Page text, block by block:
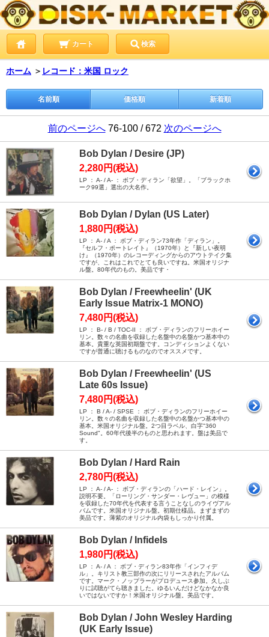
カート 検索
ホーム ＞ レコード：米国 ロック
名前順 価格順 新着順
前のページへ76-100 / 672 次のページへ
Bob Dylan / Desire (JP)
2,280円(税込)
LP ： A- / A- ： ボブ・ディラン「欲望」。「ブラックホ
ーク99選」選出の大名作。
Bob Dylan / Dylan (US Later)
1,880円(税込)
LP ： A- / A ： ボブ・ディラン73年作「ディラン」。
『セルフ・ポートレイト』（1970年）と『新しい夜明
け』（1970年）のレコーディングからのアウトテイク集
ですが、これはこれでとても良いですね。米国オリジナ
ル盤。80年代のもの。美品です・
Bob Dylan / Freewheelin' (UK
Early Issue Matrix-1 MONO)
7,480円(税込)
LP ： B- / B / TOC-II ： ボブ・ディランのフリーホイー
リン。数々の名曲を収録した名盤中の名盤かつ基本中の
基本。貴重な英国初期盤です。コンディションよくない
ですが普通に聴けるものなのでオススメです。
Bob Dylan / Freewheelin' (US
Late 60s Issue)
7,480円(税込)
LP ： B / A- / SPSE ： ボブ・ディランのフリーホイー
リン。数々の名曲を収録した名盤中の名盤かつ基本中の
基本。米国オリジナル盤。2つ目ラベル、白字"360
Sound"。60年代後半のものと思われます。盤は美品で
す。
Bob Dylan / Hard Rain
2,780円(税込)
LP ： A- / A- ： ボブ・ディランの「ハード・レイン」。
説明不要。「ローリング・サンダー・レヴュー」の模様
を収録した70年代を代表する言うことなしのライヴアル
バムです。米国オリジナル盤。初期仕様品。まずまずの
美品です。薄紫のオリジナル内袋もしっかり付属。
Bob Dylan / Infidels
1,980円(税込)
LP ： A- / A ： ボブ・ディラン83年作「インフィデ
ル」。キリスト教三部作の次にリリースされたアルバム
です。マーク・ノップラーがプロデュース参加。久しぶ
りに試聴がてら聴きました。ゆるいんだけどなかなか良
いではないですか！米国オリジナル盤。美品です。
Bob Dylan / John Wesley Harding
(UK Early Issue)